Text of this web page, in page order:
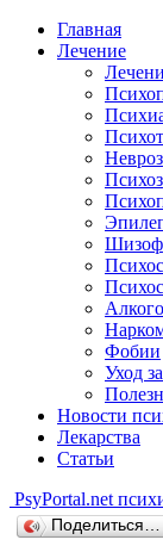
Главная
Лечение
Невроз
Психоз
Фобии
Уход
Новости
Лекарства
Статьи
PsyPortal.net
Поделиться…